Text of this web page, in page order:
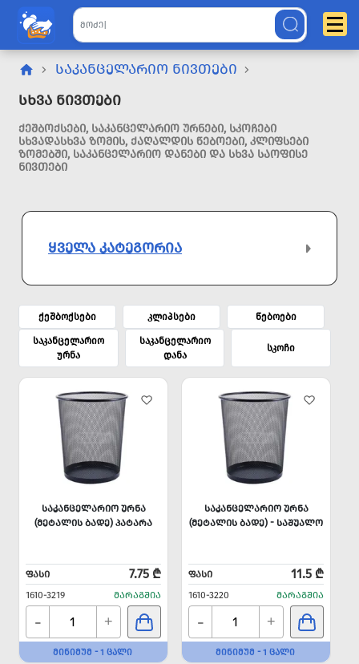
ᲡᲐᲙᲐᲜᲪᲔᲚᲐᲠᲘᲝ ᲜᲘᲕᲗᲔᲑᲘ
Სხვა Ნივთები
ᲥᲔᲨᲑᲝᲥᲡᲔᲑᲘ, ᲡᲐᲙᲐᲜᲪᲔᲚᲐᲠᲘᲝ ᲣᲠᲜᲔᲑᲘ, ᲡᲙᲝᲩᲔᲑᲘ
ᲡᲮᲕᲐᲓᲐᲡᲮᲕᲐ ᲖᲝᲛᲘᲡ, ᲥᲐᲦᲐᲚᲓᲘᲡ ᲬᲔᲑᲝᲔᲑᲘ, ᲙᲚᲘᲤᲡᲔᲑᲘ
ᲖᲝᲛᲔᲑᲨᲘ, ᲡᲐᲙᲐᲜᲪᲔᲚᲐᲠᲘᲝ ᲓᲐᲜᲔᲑᲘ ᲓᲐ ᲡᲮᲕᲐ ᲡᲐᲝᲤᲘᲡᲔ
ᲜᲘᲕᲗᲔᲑᲘ
ᲧᲕᲔᲚᲐ ᲙᲐᲢᲔᲒᲝᲠᲘᲐ
ქეშბოქსები კლიპსები წებოები
საკანცელარიო
ურნა
საკანცელარიო
დანა
სკოჩი
ᲡᲐᲙᲐᲜᲪᲔᲚᲐᲠᲘᲝ ᲣᲠᲜᲐ
(ᲛᲔᲢᲐᲚᲘᲡ ᲑᲐᲓᲔ) ᲞᲐᲢᲐᲠᲐ
ᲤᲐᲡᲘ 7.75 ₾
1610-3219 ᲛᲐᲠᲐᲒᲨᲘᲐ
- +
ᲛᲘᲜᲘᲛᲣᲛ - 1 ᲪᲐᲚᲘ
ᲡᲐᲙᲐᲜᲪᲔᲚᲐᲠᲘᲝ ᲣᲠᲜᲐ
(ᲛᲔᲢᲐᲚᲘᲡ ᲑᲐᲓᲔ) - ᲡᲐᲨᲣᲐᲚᲝ
ᲤᲐᲡᲘ 11.5 ₾
1610-3220 ᲛᲐᲠᲐᲒᲨᲘᲐ
- +
ᲛᲘᲜᲘᲛᲣᲛ - 1 ᲪᲐᲚᲘ